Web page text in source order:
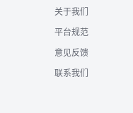
关于我们
平台规范
意见反馈
联系我们